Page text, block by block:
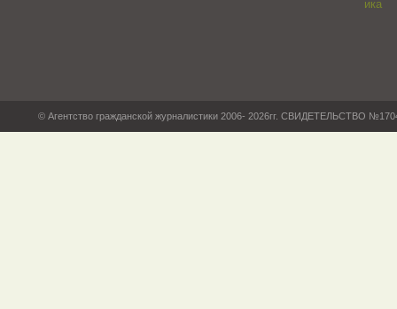
© Агентство гражданской журналистики 2006- 2026гг. СВИДЕТЕЛЬСТВО